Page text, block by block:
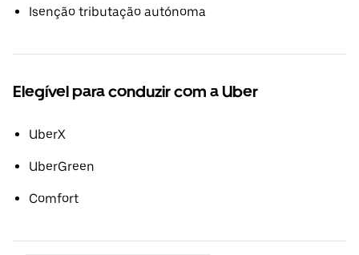
Isenção tributação autónoma
Elegível para conduzir com a Uber
UberX
UberGreen
Comfort